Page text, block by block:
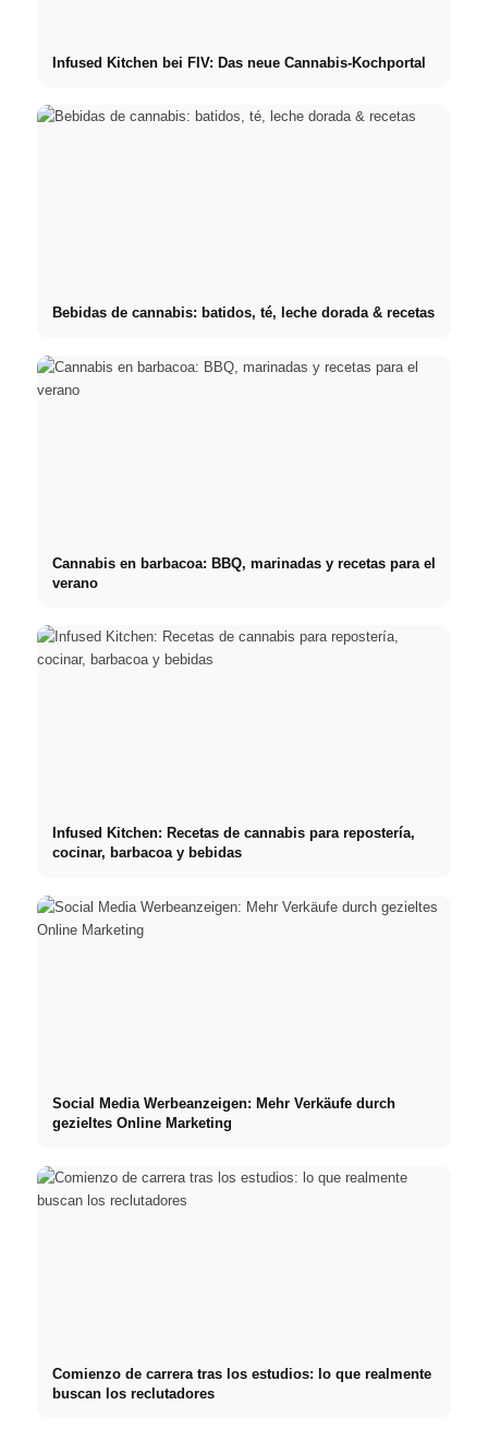
Infused Kitchen bei FIV: Das neue Cannabis-Kochportal
Bebidas de cannabis: batidos, té, leche dorada & recetas
Cannabis en barbacoa: BBQ, marinadas y recetas para el
verano
Infused Kitchen: Recetas de cannabis para repostería,
cocinar, barbacoa y bebidas
Social Media Werbeanzeigen: Mehr Verkäufe durch
gezieltes Online Marketing
Comienzo de carrera tras los estudios: lo que realmente
buscan los reclutadores